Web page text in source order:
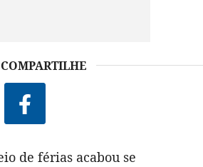
COMPARTILHE
de férias acabou se